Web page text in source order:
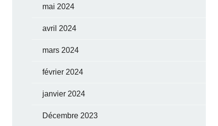
mai 2024
avril 2024
mars 2024
février 2024
janvier 2024
Décembre 2023